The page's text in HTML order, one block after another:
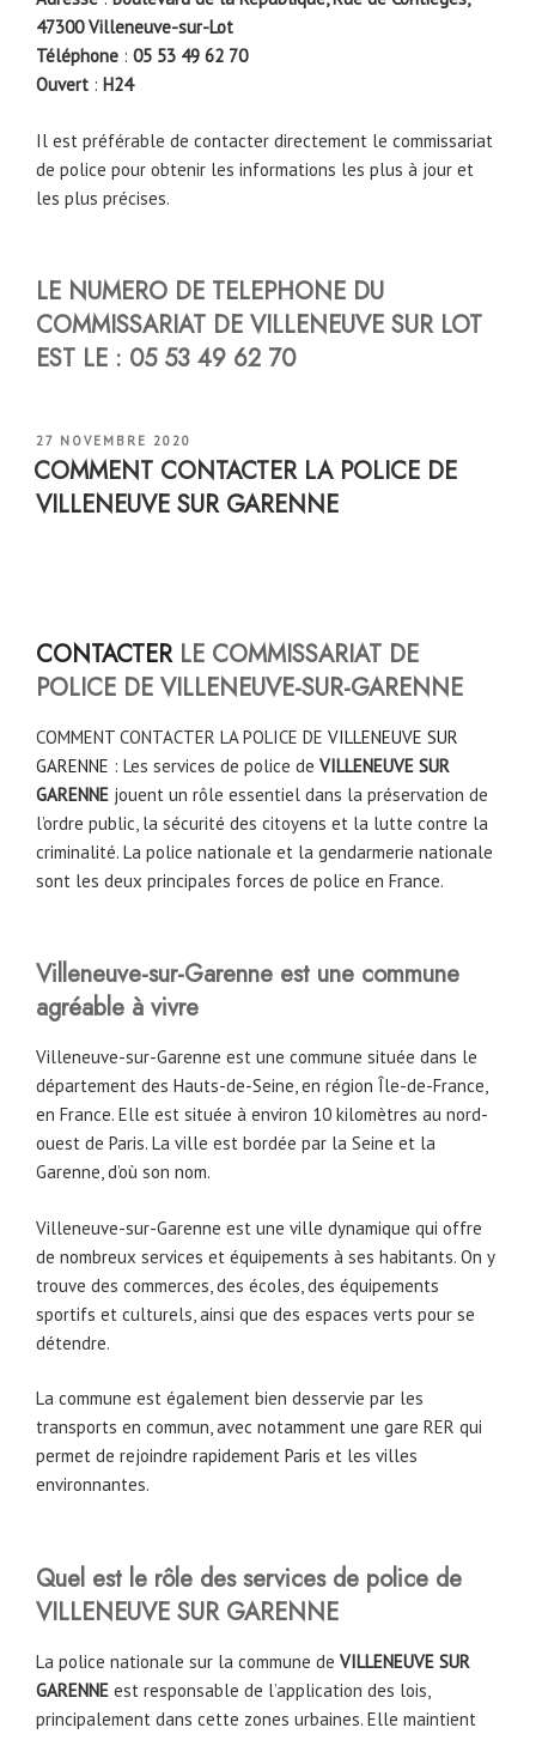
47300 Villeneuve-sur-Lot
Téléphone : 05 53 49 62 70
Ouvert : H24
Il est préférable de contacter directement le commissariat
de police pour obtenir les informations les plus à jour et
les plus précises.
LE NUMERO DE TELEPHONE DU
COMMISSARIAT DE VILLENEUVE SUR LOT
EST LE : 05 53 49 62 70
PUBLIÉ
LE
27 NOVEMBRE 2020
COMMENT CONTACTER LA POLICE DE
VILLENEUVE SUR GARENNE
CONTACTERLE COMMISSARIAT DE
POLICE DE VILLENEUVE-SUR-GARENNE
COMMENT CONTACTER LA POLICE DE VILLENEUVE SUR
GARENNE : Les services de police de VILLENEUVE SUR
GARENNE jouent un rôle essentiel dans la préservation de
l’ordre public, la sécurité des citoyens et la lutte contre la
criminalité. La police nationale et la gendarmerie nationale
sont les deux principales forces de police en France.
Villeneuve-sur-Garenne est une commune
agréable à vivre
Villeneuve-sur-Garenne est une commune située dans le
département des Hauts-de-Seine, en région Île-de-France,
en France. Elle est située à environ 10 kilomètres au nord-
ouest de Paris. La ville est bordée par la Seine et la
Garenne, d’où son nom.
Villeneuve-sur-Garenne est une ville dynamique qui offre
de nombreux services et équipements à ses habitants. On y
trouve des commerces, des écoles, des équipements
sportifs et culturels, ainsi que des espaces verts pour se
détendre.
La commune est également bien desservie par les
transports en commun, avec notamment une gare RER qui
permet de rejoindre rapidement Paris et les villes
environnantes.
Quel est le rôle des services de police de
VILLENEUVE SUR GARENNE
La police nationale sur la commune de VILLENEUVE SUR
GARENNE est responsable de l’application des lois,
principalement dans cette zones urbaines. Elle maintient